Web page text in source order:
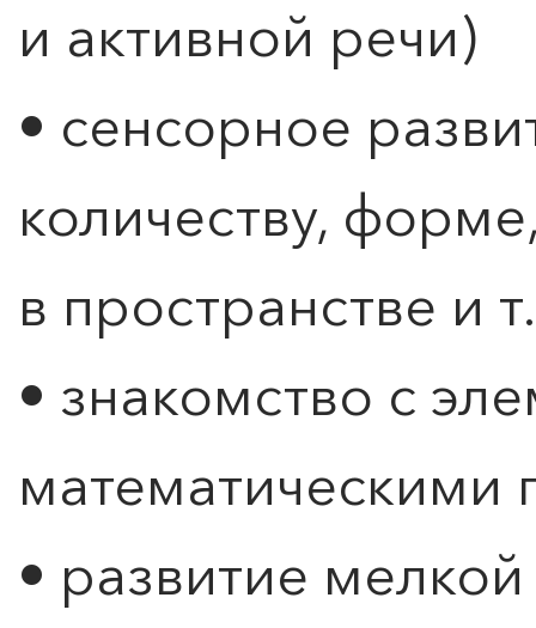
ПОИСК ПО МЕРОПРИЯТИЯМ
и активной речи)
• сенсорное
количеству,
в пространстве и
• знакомство с
математическими
• развитие